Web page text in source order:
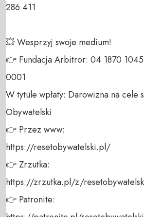
286 411
💥 Wesprzyj swoje medium!
👉 Fundacja Arbitror: 04 1870
0001
W tytule wpłaty: Darowizna na cele
Obywatelski
👉 Przez www:
https://resetobywatelski.pl/
👉 Zrzutka:
https://zrzutka.pl/z/
👉 Patronite: